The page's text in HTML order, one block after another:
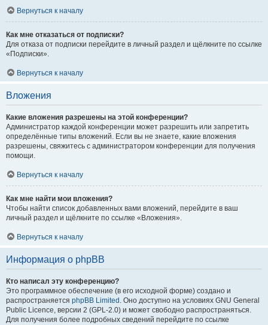
Вернуться к началу
Как мне отказаться от подписки?
Для отказа от подписки перейдите в личный раздел и щёлкните по ссылке
«Подписки».
Вернуться к началу
Вложения
Какие вложения разрешены на этой конференции?
Администратор каждой конференции может разрешить или запретить
определённые типы вложений. Если вы не знаете, какие вложения
разрешены, свяжитесь с администратором конференции для получения
помощи.
Вернуться к началу
Как мне найти мои вложения?
Чтобы найти список добавленных вами вложений, перейдите в ваш
личный раздел и щёлкните по ссылке «Вложения».
Вернуться к началу
Информация о phpBB
Кто написал эту конференцию?
Это программное обеспечение (в его исходной форме) создано и
распространяется phpBB Limited . Оно доступно на условиях GNU General
Public Licence, версии 2 (GPL-2.0) и может свободно распространяться.
Для получения более подробных сведений перейдите по ссылке